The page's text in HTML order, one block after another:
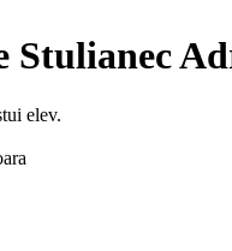
Stulianec
elev.